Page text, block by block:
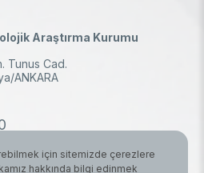
Araştırma Kurumu
Tunus Cad.
ANKARA
için sitemizde çerezlere
hakkında bilgi edinmek